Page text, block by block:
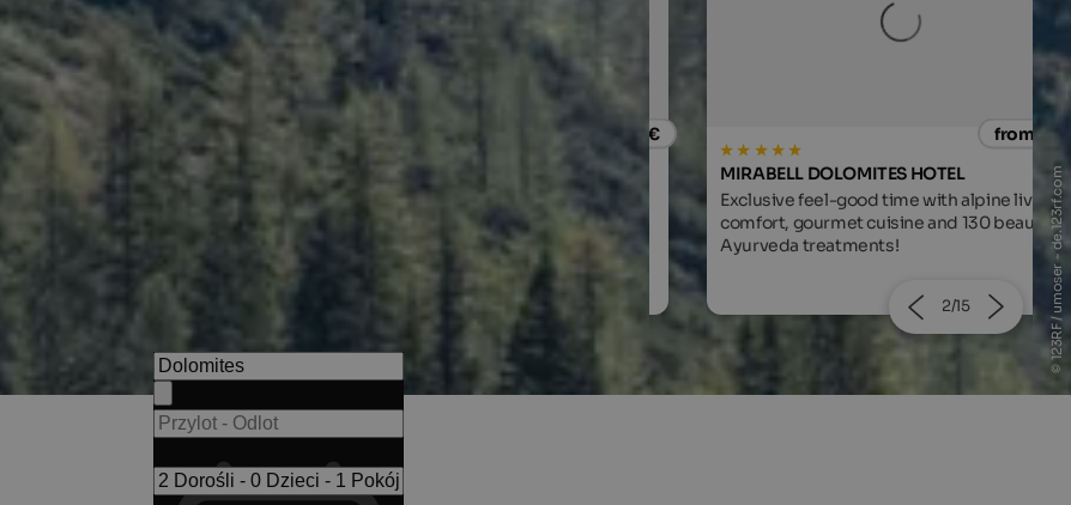
from 80 €
Pension Sonnenhof
In Meransen at Mt. Gitschberg. Familiar
atmosphere and excellent cuisine.
from 166
MIRABELL DOLOMITES HOTEL
Exclusive feel-good time with alpine living
comfort, gourmet cuisine and 130 beauty &
Ayurveda treatments!
2/15 © 123RF / umoser - de.123rf.com